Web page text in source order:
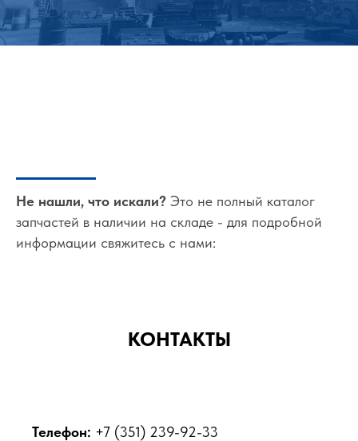
Не нашли, что искали? Это не полный каталог
запчастей в наличии на складе - для подробной
информации свяжитесь с нами:
КОНТАКТЫ
Телефон: +7 (351) 239-92-33